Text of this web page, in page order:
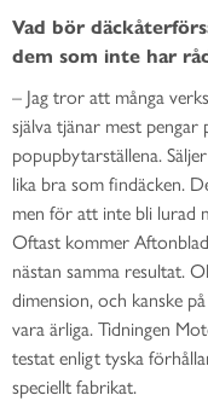
Vad bör
dem som inte har
– Jag tror att många
själva tjänar mest
popupbytarställena.
lika bra som findäcken.
men för att inte bli lurad
Oftast kommer
nästan samma resultat.
dimension, och kanske
vara ärliga. Tidningen
testat enligt tyska
speciellt fabrikat.